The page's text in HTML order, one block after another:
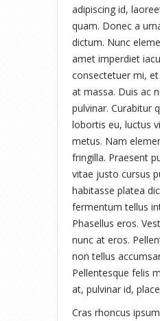
adipiscing id,
quam. Donec a
dictum. Nunc
amet imperdiet
consectetuer mi,
at massa. Duis ac
pulvinar. Curabitur
lobortis eu, luctus
metus. Nam
fringilla. Praesent
vitae justo cursus
habitasse platea
fermentum tellus
Phasellus eros.
nunc at eros.
non tellus
Pellentesque felis
at, pulvinar id,
Cras rhoncus